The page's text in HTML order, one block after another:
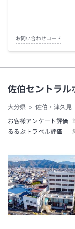
お問い合わせコード
佐伯セントラル
大分県
佐伯・津久見
お客様アンケート評価
るるぶトラベル評価